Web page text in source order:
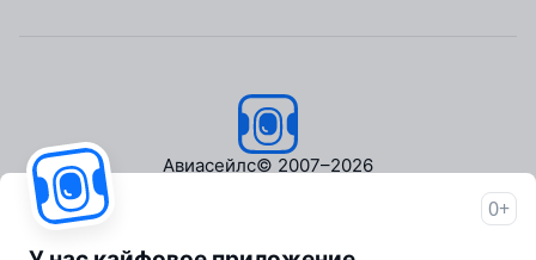
Авиасейлс© 2007–2026
Пресс‑центр
0+